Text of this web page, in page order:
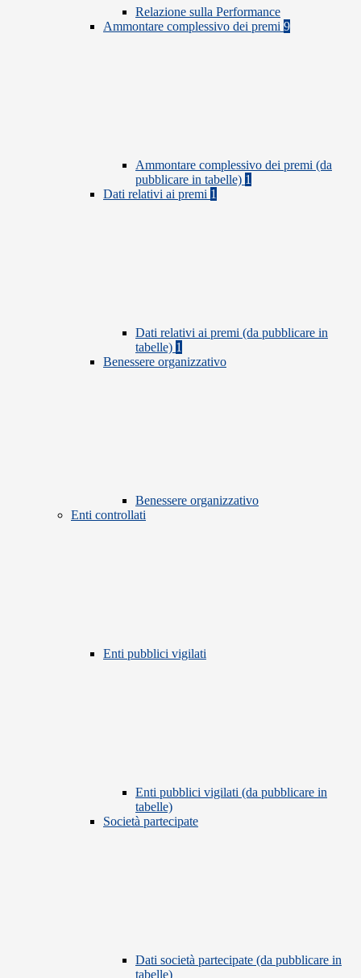
Relazione sulla Performance
Ammontare complessivo dei premi 9
Ammontare complessivo dei premi (da
pubblicare in tabelle) 1
Dati relativi ai premi 1
Dati relativi ai premi (da pubblicare in
tabelle) 1
Benessere organizzativo
Benessere organizzativo
Enti controllati
Enti pubblici vigilati
Enti pubblici vigilati (da pubblicare in
tabelle)
Società partecipate
Dati società partecipate (da pubblicare in
tabelle)